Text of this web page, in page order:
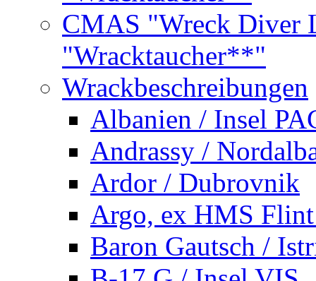
CMAS "Wreck Diver
"Wracktaucher**"
Wrackbeschreibungen
Albanien / Insel
Andrassy /
Ardor / Dubrovnik
Argo, ex HMS
Baron Gautsch /